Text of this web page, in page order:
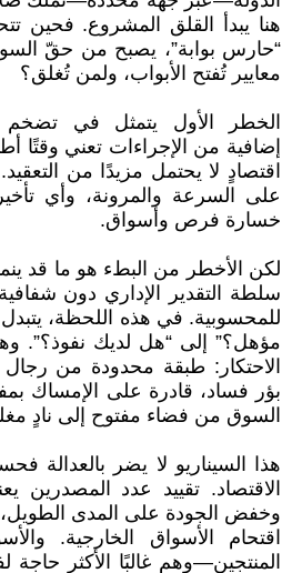
هنا يبدأ القلق المشروع. فحين
“حارس بوابة”، يصبح من حقّ
معايير تُفتح الأبواب، ولمن تُغلق؟
الخطر الأول يتمثل في تضخم
إضافية من الإجراءات تعني وقتًا
اقتصادٍ لا يحتمل مزيدًا من
على السرعة والمرونة، وأي
خسارة فرص وأسواق.
لكن الأخطر من البطء هو ما قد
سلطة التقدير الإداري دون
للمحسوبية. في هذه اللحظة،
مؤهل؟” إلى “هل لديك نفوذ؟”.
الاحتكار: طبقة محدودة من رجال
بؤر فساد، قادرة على الإمساك
السوق من فضاء مفتوح إلى نادٍ
هذا السيناريو لا يضر
الاقتصاد. تقييد عدد المصدرين
وخفض الجودة على المدى
اقتحام الأسواق الخارجية.
المنتجين—وهم غالبًا الأكثر